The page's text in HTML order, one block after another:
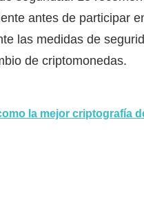
antes de participar
las medidas de
de criptomonedas.
la mejor criptografía